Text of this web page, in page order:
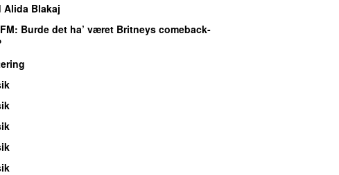
Alida Blakaj
: Burde det ha’ været Britneys comeback-